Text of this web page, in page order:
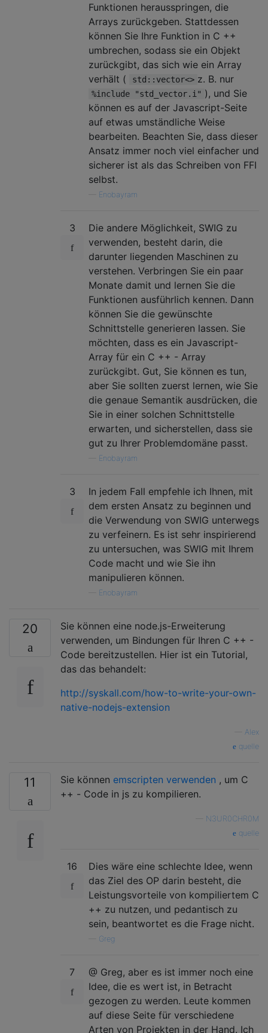
Funktionen herausspringen, die
Arrays zurückgeben. Stattdessen
können Sie Ihre Funktion in C ++
umbrechen, sodass sie ein Objekt
zurückgibt, das sich wie ein Array
verhält (
std::vector<> z. B. nur
%include "std_vector.i" ), und Sie
können es auf der Javascript-Seite
auf etwas umständliche Weise
bearbeiten. Beachten Sie, dass dieser
Ansatz immer noch viel einfacher und
sicherer ist als das Schreiben von FFI
selbst.
Enobayram
3
Die andere Möglichkeit, SWIG zu
verwenden, besteht darin, die
darunter liegenden Maschinen zu
verstehen. Verbringen Sie ein paar
Monate damit und lernen Sie die
Funktionen ausführlich kennen. Dann
können Sie die gewünschte
Schnittstelle generieren lassen. Sie
möchten, dass es ein Javascript-
Array für ein C ++ - Array
zurückgibt. Gut, Sie können es tun,
aber Sie sollten zuerst lernen, wie Sie
die genaue Semantik ausdrücken, die
Sie in einer solchen Schnittstelle
erwarten, und sicherstellen, dass sie
gut zu Ihrer Problemdomäne passt.
Enobayram
3
In jedem Fall empfehle ich Ihnen, mit
dem ersten Ansatz zu beginnen und
die Verwendung von SWIG unterwegs
zu verfeinern. Es ist sehr inspirierend
zu untersuchen, was SWIG mit Ihrem
Code macht und wie Sie ihn
manipulieren können.
Enobayram
20
Sie können eine node.js-Erweiterung
verwenden, um Bindungen für Ihren C ++ -
Code bereitzustellen. Hier ist ein Tutorial,
das das behandelt:
http://syskall.com/how-to-write-your-own-
native-nodejs-extension
Alex
quelle
11 Sie können emscripten verwenden , um C
++ - Code in js zu kompilieren.
N3UR0CHR0M
quelle
16
Dies wäre eine schlechte Idee, wenn
das Ziel des OP darin besteht, die
Leistungsvorteile von kompiliertem C
++ zu nutzen, und pedantisch zu
sein, beantwortet es die Frage nicht.
Greg
7
@ Greg, aber es ist immer noch eine
Idee, die es wert ist, in Betracht
gezogen zu werden. Leute kommen
auf diese Seite für verschiedene
Arten von Projekten in der Hand. Ich